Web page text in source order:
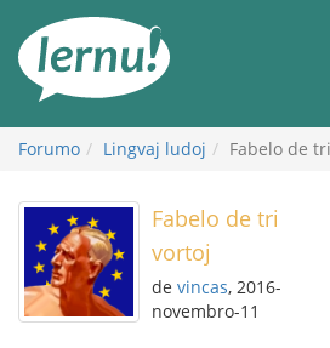
enhavo
Forumo Lingvaj ludoj Fabelo de
Fabelo de tri
vortoj
de vincas, 2016-
novembro-11